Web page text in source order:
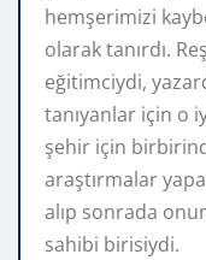
hemşerimizi
olarak tanırdı.
eğitimciydi,
tanıyanlar için o
şehir için
araştırmalar
alıp sonrada
sahibi birisiydi.